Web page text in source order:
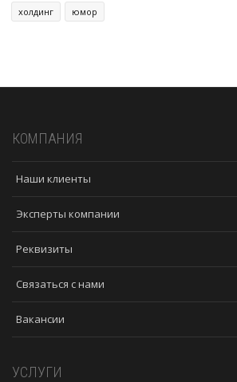
холдинг
юмор
КОМПАНИЯ
Наши клиенты
Эксперты компании
Реквизиты
Связаться с нами
Вакансии
УСЛУГИ